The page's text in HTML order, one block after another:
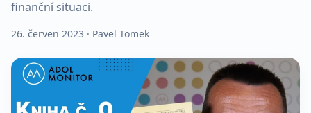
finanční situaci.
26. červen 2023 · Pavel Tomek